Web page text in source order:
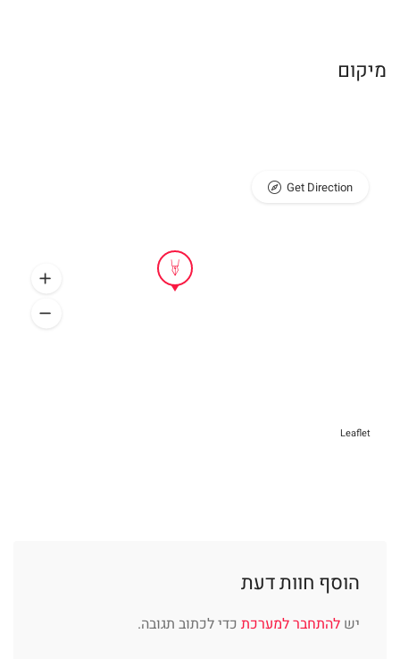
מיקום
Leaflet
Get Direction
הוסף חוות דעת
יש להתחבר למערכת כדי לכתוב תגובה.